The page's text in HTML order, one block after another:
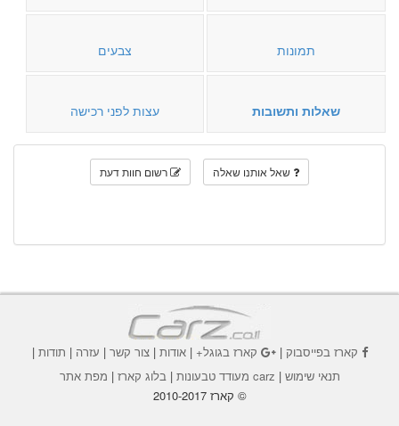
תמונות צבעים
שאלות ותשובות עצות לפני רכישה
שאל אותנו שאלה רשום חוות דעת
קארז בפייסבוק| קארז בגוגל+|אודות |צור קשר | עזרה | תודות |
תנאי שימוש | carz מעודד טבעונות | בלוג קארז | מפת אתר
© קארז 2010-2017